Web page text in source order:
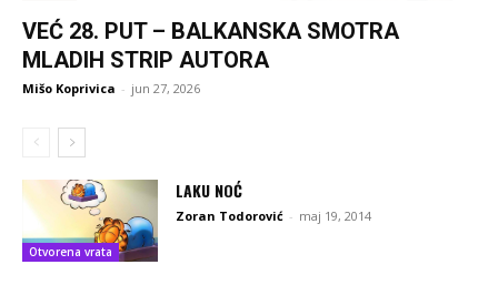
VEĆ 28. PUT – BALKANSKA SMOTRA
MLADIH STRIP AUTORA
Mišo Koprivica - jun 27, 2026
Otvorena vrata
LAKU NOĆ
Zoran Todorović - maj 19, 2014